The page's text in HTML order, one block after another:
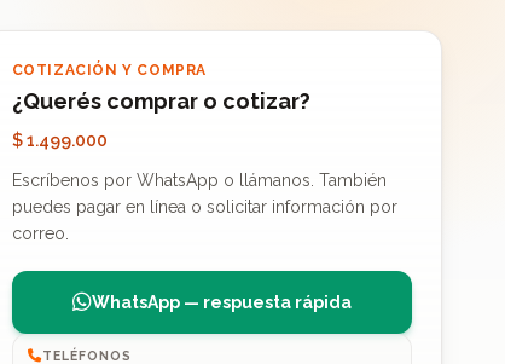
COTIZACIÓN Y COMPRA
¿Querés comprar o cotizar?
$ 1.499.000
Escríbenos por WhatsApp o llámanos. También
puedes pagar en línea o solicitar información por
correo.
WhatsApp — respuesta rápida
TELÉFONOS